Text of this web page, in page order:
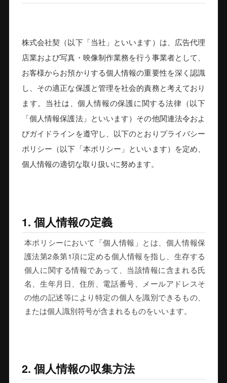
CONTACT
株式会社契（以下「当社」といいます）は、広告代理
店業および写真・映像制作業務を行う事業者として、
お客様からお預かりする個人情報の重要性を深く認識
し、その適正な保護と管理を社会的責務と考えており
ます。当社は、個人情報の保護に関する法律（以下
「個人情報保護法」といいます）その他関連法令およ
びガイドラインを遵守し、以下のとおりプライバシー
ポリシー（以下「本ポリシー」といいます）を定め、
個人情報の適切な取り扱いに努めます。
1. 個人情報の定義
本ポリシーにおいて「個人情報」とは、個人情報保
護法第2条第1項に定める個人情報を指し、生存する
個人に関する情報であって、当該情報に含まれる氏
名、生年月日、住所、電話番号、メールアドレスそ
の他の記述等により特定の個人を識別できるもの、
または個人識別符号が含まれるものをいいます。
2. 個人情報の収集方法